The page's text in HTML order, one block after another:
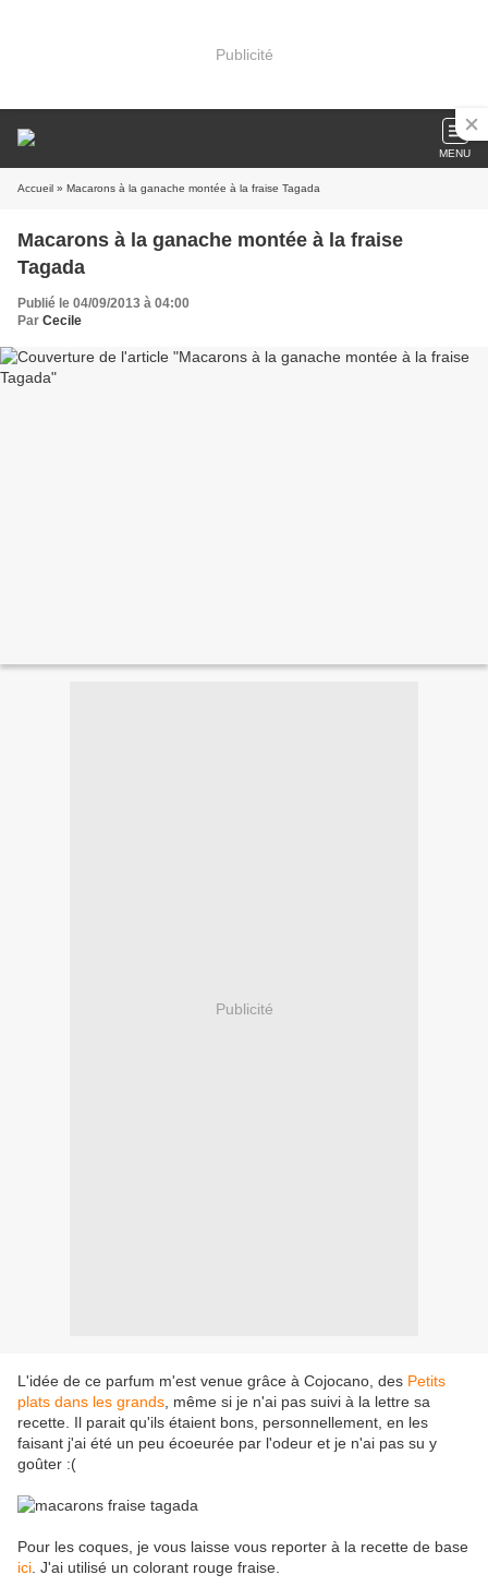
Publicité
MENU
Accueil » Macarons à la ganache montée à la fraise Tagada
Macarons à la ganache montée à la fraise
Tagada
Publié le 04/09/2013 à 04:00
Par Cecile
Publicité
L'idée de ce parfum m'est venue grâce à Cojocano, des Petits
plats dans les grands , même si je n'ai pas suivi à la lettre sa
recette. Il parait qu'ils étaient bons, personnellement, en les
faisant j'ai été un peu écoeurée par l'odeur et je n'ai pas su y
goûter :(
Pour les coques, je vous laisse vous reporter à la recette de base
ici . J'ai utilisé un colorant rouge fraise.